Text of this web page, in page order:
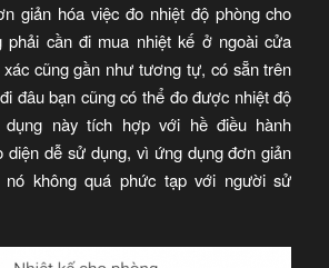
giản hóa việc đo nhiệt độ phòng cho
phải cần đi mua nhiệt kế ở ngoài cửa
cũng gần như tương tự, có sẵn trên
đâu bạn cũng có thể đo được nhiệt độ
này tích hợp với hề điều hành
diện dễ sử dụng, vì ứng dụng đơn giản
nó không quá phức tạp với người sử